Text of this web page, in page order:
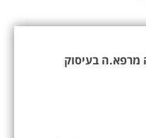
מרפא.ה בעיסוק